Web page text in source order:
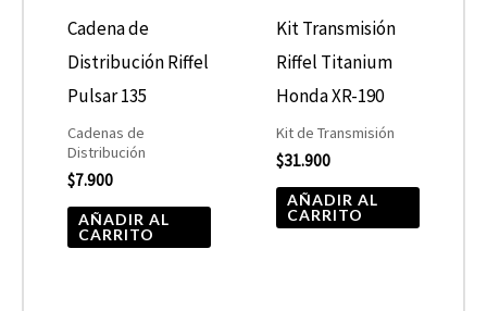
Cadena de
Distribución Riffel
Pulsar 135
Cadenas de
Distribución
$7.900
AÑADIR AL
CARRITO
Kit Transmisión
Riffel Titanium
Honda XR-190
Kit de Transmisión
$31.900
AÑADIR AL
CARRITO